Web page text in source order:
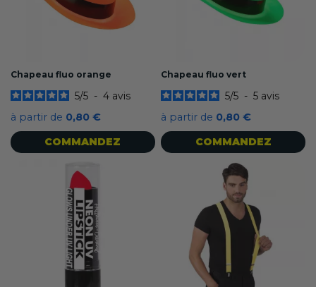
Chapeau fluo orange
5/5 - 4 avis
à partir de 0,80 €
COMMANDEZ
Chapeau fluo vert
5/5 - 5 avis
à partir de 0,80 €
COMMANDEZ